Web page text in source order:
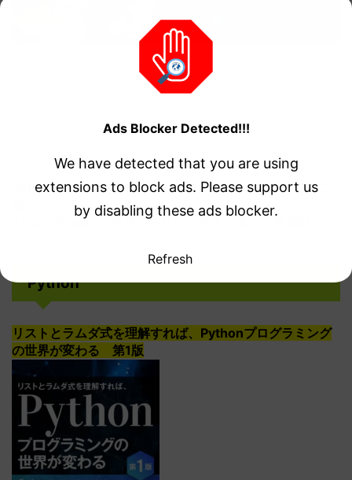
Python言語の本を書いています！画像をクリックしてご
覧ください！
KindleUnlimited会員であれば、全ての本をご覧頂けま
Python
リストとラムダ式を理解すれば、Pythonプログラミング
の世界が変わる 第1版
Ads Blocker Detected!!!
We have detected that you are using
extensions to block ads. Please support us
by disabling these ads blocker.
Refresh